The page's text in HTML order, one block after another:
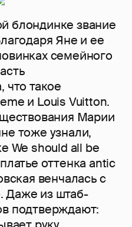
блондинке звание
Яне и ее
семейного
что такое
и Louis Vuitton.
Марии
тоже узнали,
We should all be
оттенка antic
венчалась с
Даже из штаб-
подтверждают: